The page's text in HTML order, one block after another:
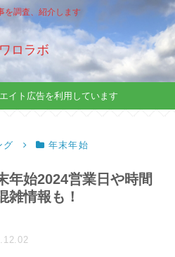
を調査、紹介します
ロラボ
イト広告を利用しています
グ 年末年始
年始2024営業日や時間
雑情報も！